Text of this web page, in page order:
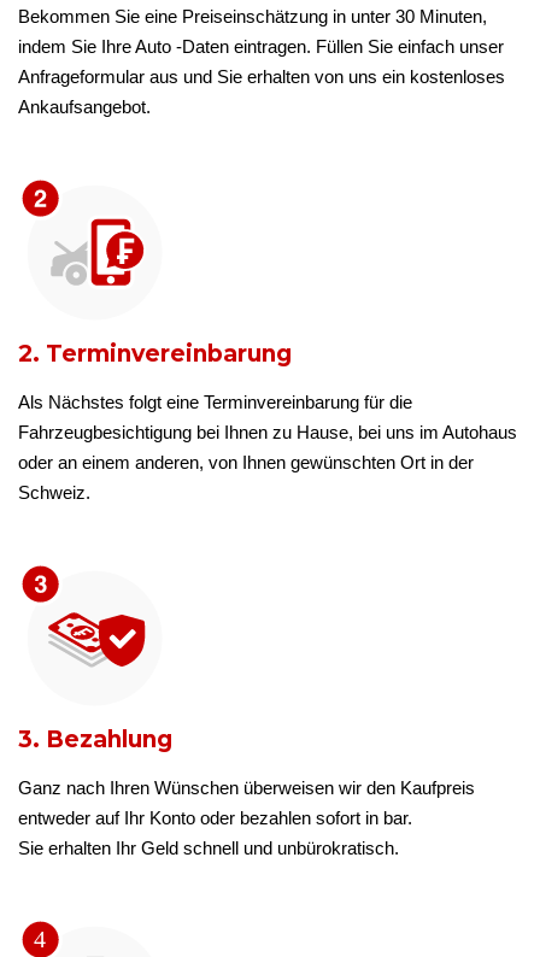
Bekommen Sie eine Preiseinschätzung in unter 30 Minuten,
indem Sie Ihre Auto -Daten eintragen. Füllen Sie einfach unser
Anfrageformular aus und Sie erhalten von uns ein kostenloses
Ankaufsangebot.
2. Terminvereinbarung
Als Nächstes folgt eine Terminvereinbarung für die
Fahrzeugbesichtigung bei Ihnen zu Hause, bei uns im Autohaus
oder an einem anderen, von Ihnen gewünschten Ort in der
Schweiz.
3. Bezahlung
Ganz nach Ihren Wünschen überweisen wir den Kaufpreis
entweder auf Ihr Konto oder bezahlen sofort in bar.
Sie erhalten Ihr Geld schnell und unbürokratisch.